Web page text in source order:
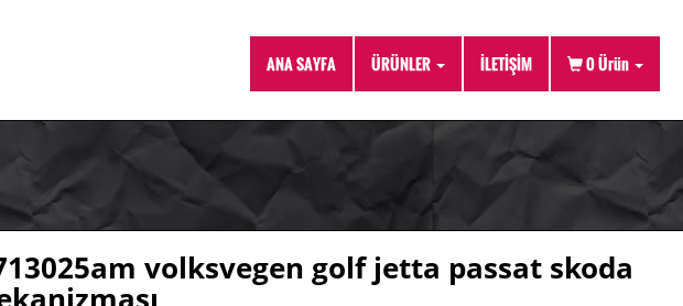
ANA SAYFA ÜRÜNLER İLETİŞİM 0Ürün
volksvegen golf jetta passat skoda